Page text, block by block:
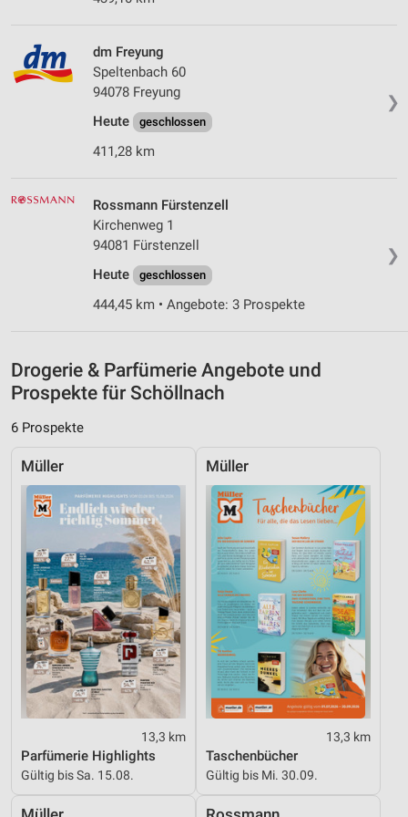
❯
dm Freyung
Speltenbach 60
94078 Freyung
Heute
geschlossen
411,28 km
❯
Rossmann Fürstenzell
Kirchenweg 1
94081 Fürstenzell
Heute
geschlossen
444,45 km • Angebote: 3 Prospekte
Drogerie & Parfümerie Angebote und
Prospekte für Schöllnach
6 Prospekte
Müller
13,3 km
Parfümerie Highlights
Gültig bis Sa. 15.08.
Müller
13,3 km
Taschenbücher
Gültig bis Mi. 30.09.
Erstellung von Profilen zur Personalisierung
von Inhalten
Verwendung von Profilen zur Auswahl
personalisierter Inhalte
Messung der Werbeleistung
Messung der Performance von Inhalten
Analyse von Zielgruppen durch Statistiken oder
Kombinationen von Daten aus verschiedenen
Entwicklung und Verbesserung der Angebote
IAB-Besonderheiten:
Informationen identifizieren
Nicht-IAB-Verarbeitungszwecke:
Notwendig
Performance
Funktional
Werbung